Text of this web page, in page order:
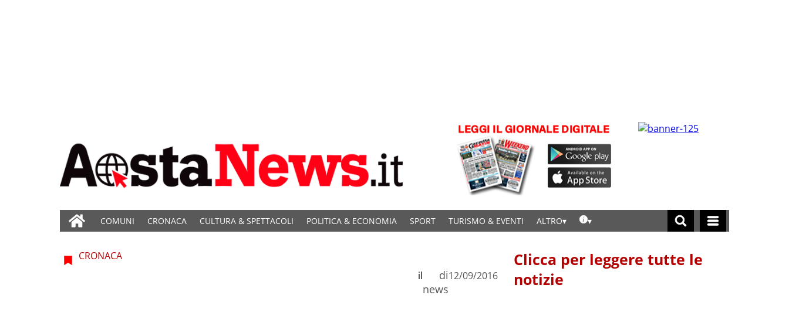
COMUNI CRONACA CULTURA & SPETTACOLI POLITICA & ECONOMIA SPORT TURISMO & EVENTI ALTRO
CRONACA
di
news
il 12/09/2016
Clicca per leggere tutte le
notizie